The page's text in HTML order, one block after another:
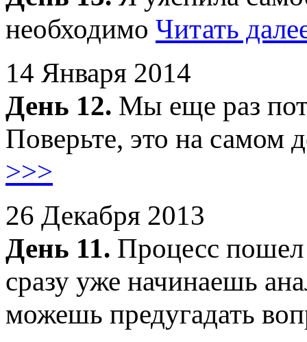
необходимо Читать
14 Января 2014
День 12. Мы еще раз
Поверьте, это на самом
>>>
26 Декабря 2013
День 11. Процесс
сразу уже начинаешь
можешь предугадать